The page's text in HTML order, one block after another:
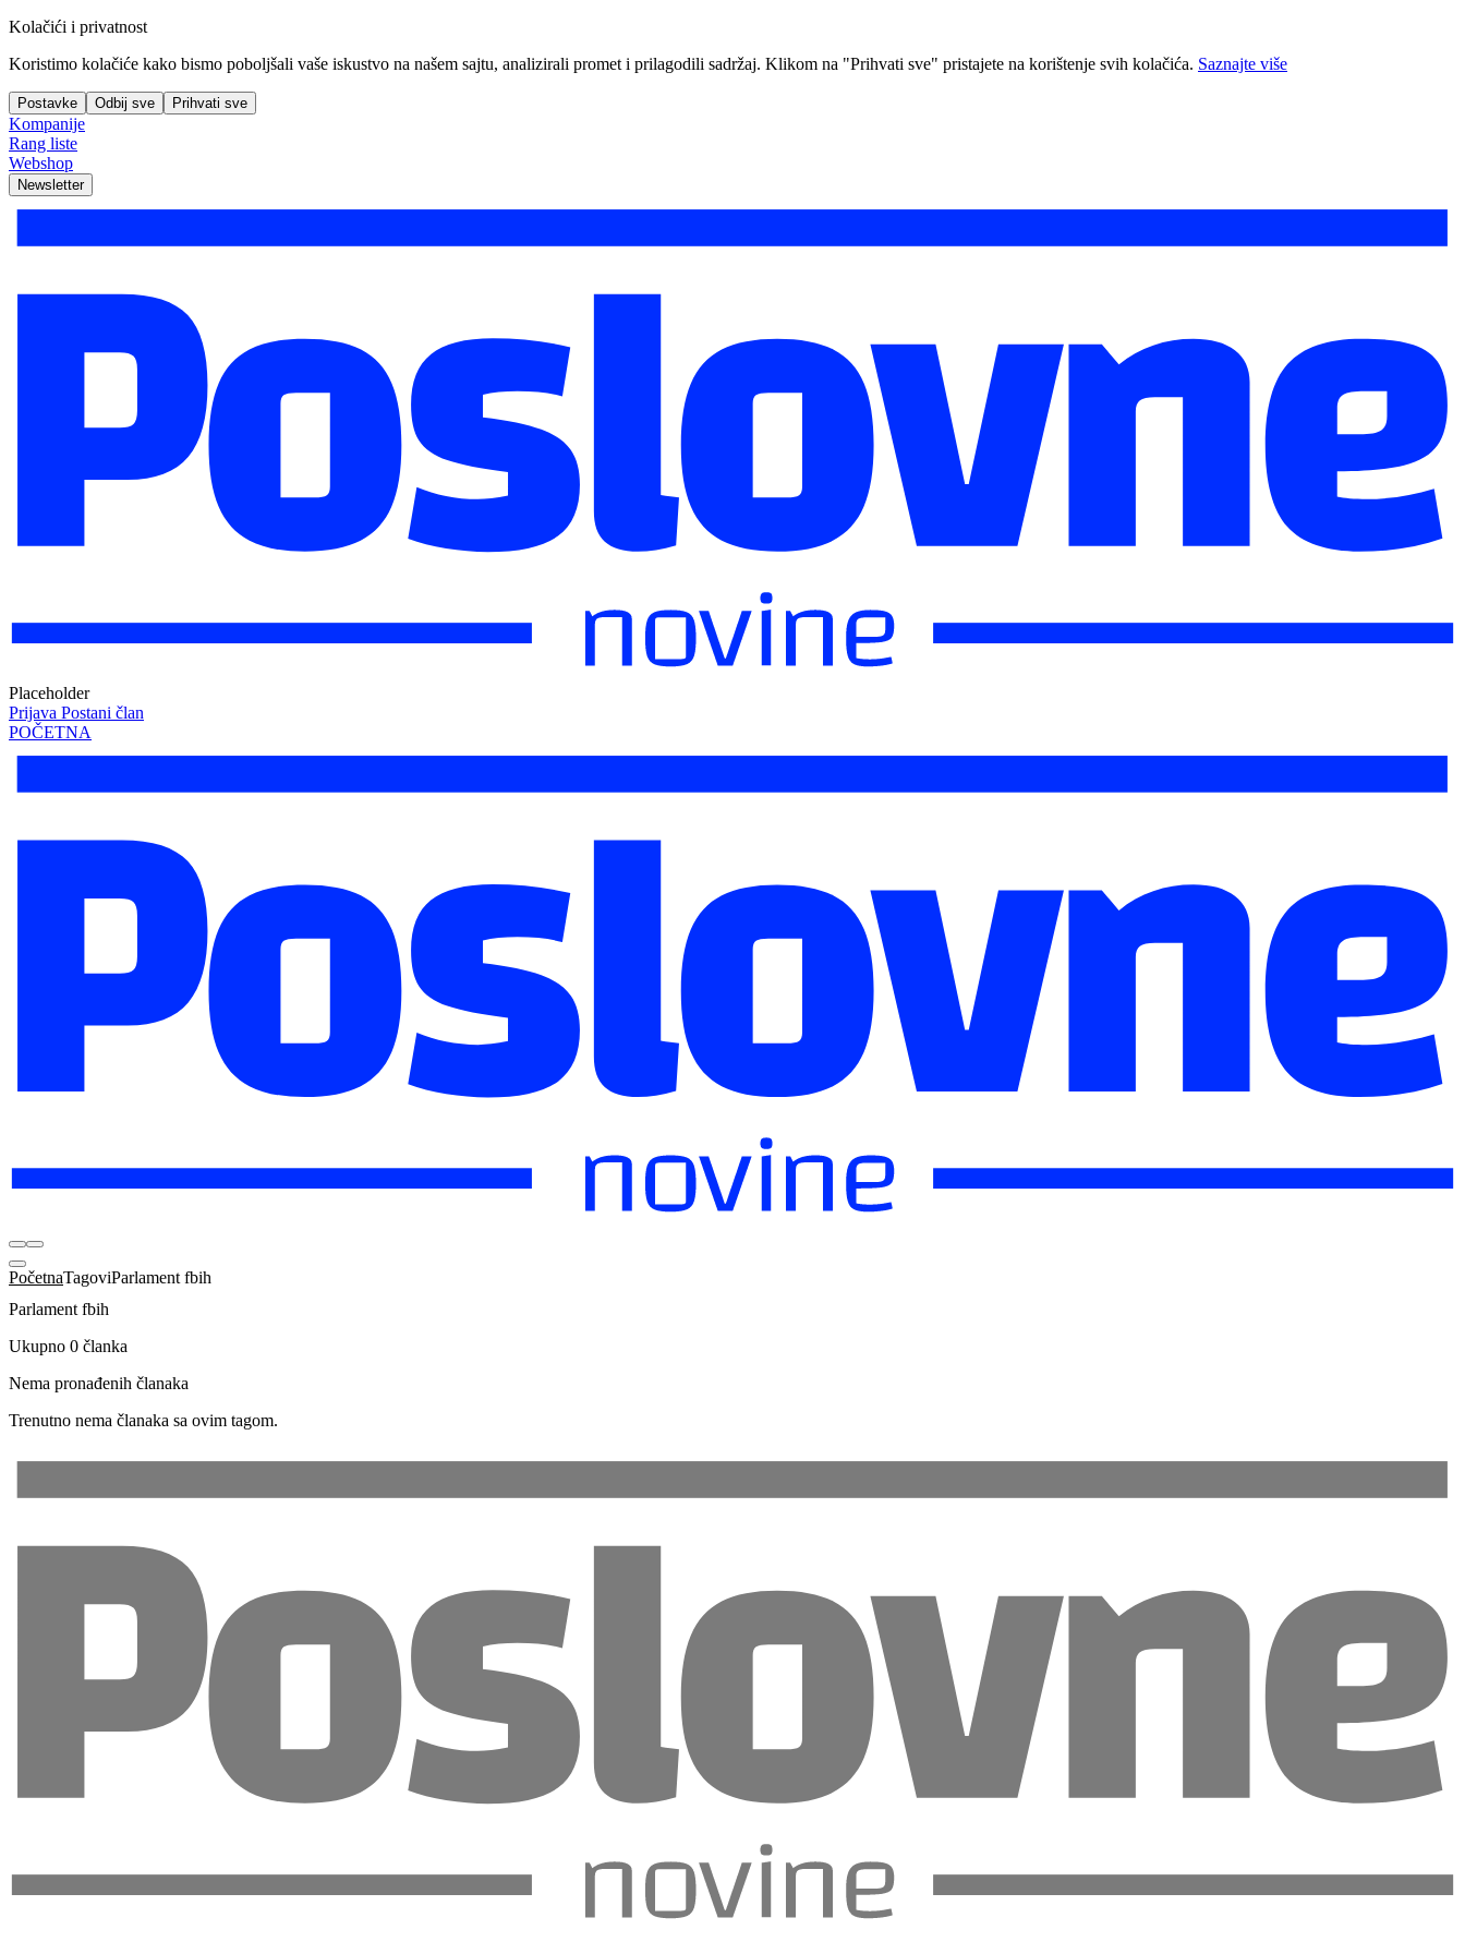
Kolačići i privatnost
Koristimo kolačiće kako bismo poboljšali vaše iskustvo na našem sajtu, analizirali promet i prilagodili sadržaj. Klikom na "Prihvati sve" pristajete na korištenje svih kolačića. Saznajte više
Postavke Odbij sve Prihvati sve
Kompanije
Rang liste
Webshop
Newsletter
Placeholder
Prijava Postani član
POČETNA
PočetnaTagoviParlament fbih
Parlament fbih
Ukupno 0 članka
Nema pronađenih članaka
Trenutno nema članaka sa ovim tagom.